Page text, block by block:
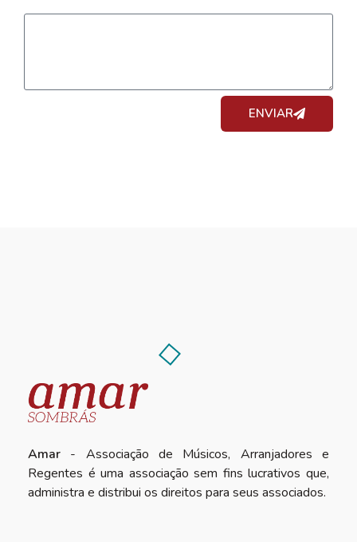
ENVIAR
Amar - Associação de Músicos, Arranjadores e
Regentes é uma associação sem fins lucrativos que,
administra e distribui os direitos para seus associados.